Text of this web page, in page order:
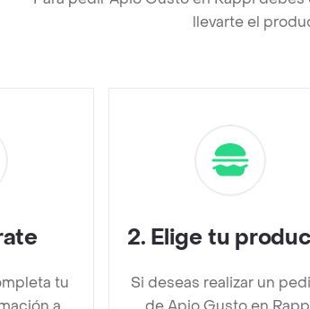
llevarte el
tu
2. Elige tu
Si deseas realizar un